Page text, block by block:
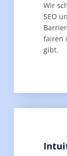
Wir
SEO
fairen
gibt.